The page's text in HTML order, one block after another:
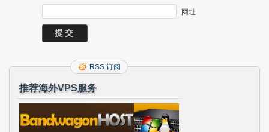
网址
RSS 订阅
推荐海外VPS服务